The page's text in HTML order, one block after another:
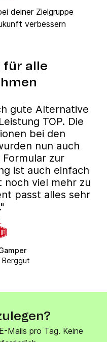
deiner Zielgruppe
verbessern
für alle
gute Alternative
TOP. Die
bei den
nun auch
zur
ist auch einfach
noch viel mehr zu
passt alles sehr
Berggut
Mails pro Tag. Keine